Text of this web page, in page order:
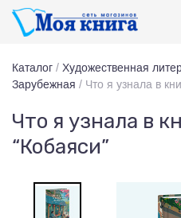
Каталог / Художественная
Зарубежная / Что я узнала в
Что я узнала в
“Кобаяси”